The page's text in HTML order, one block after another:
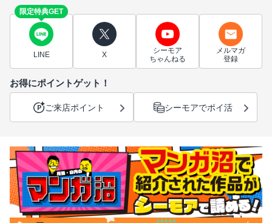
限定特典GET
LINE X
シーモア
ちゃんねる
メルマガ
登録
お得にポイントゲット！
ご来店ポイント シーモアでポイ活